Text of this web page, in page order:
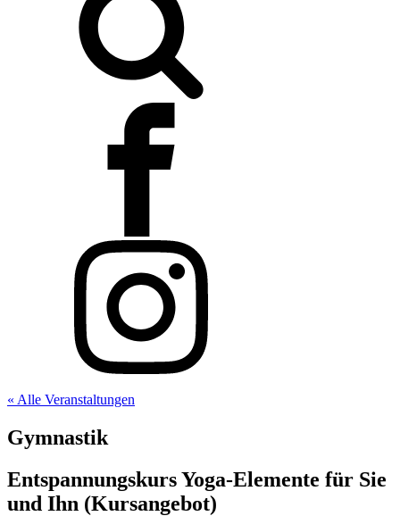
« Alle Veranstaltungen
Gymnastik
Entspannungskurs Yoga-Elemente für Sie
und Ihn (Kursangebot)